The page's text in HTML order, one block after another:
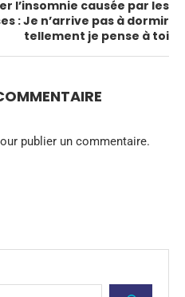
l’insomnie causée par les
: Je n’arrive pas à dormir
tellement je pense à toi
publier un commentaire.